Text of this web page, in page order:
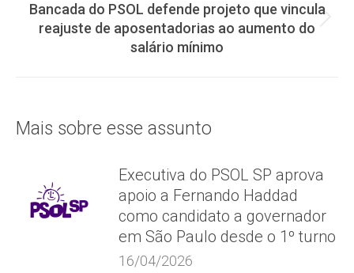
Próximo
post:
Bancada do PSOL defende projeto que vincula
reajuste de aposentadorias ao aumento do
salário mínimo
Mais sobre esse assunto
Executiva do PSOL SP aprova
apoio a Fernando Haddad
como candidato a governador
em São Paulo desde o 1º turno
16/04/2026